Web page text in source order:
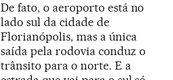
De fato, o aeroporto está no
lado sul da cidade de
Florianópolis, mas a única
saída pela rodovia conduz o
trânsito para o norte. E a